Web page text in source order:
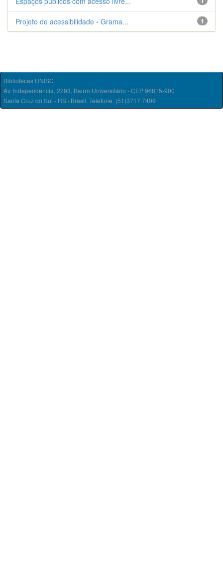
1
Projeto de acessibilidade - Grama...
Bibliotecas UNISC
Av. Independência, 2293, Bairro Universitário - CEP 96815-900
Santa Cruz do Sul - RS / Brasil. Telefone: (51)3717.7409